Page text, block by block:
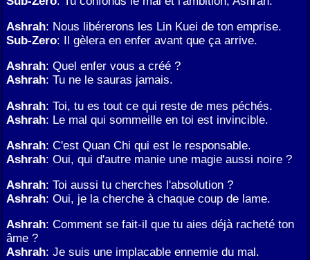
Ashrah: Nous libérerons les Lin Kuei de ton emprise.
Sub-Zero: Il gèlera en enfer avant que ça arrive.
Ashrah: Quel enfer vous a créé ?
Ashrah: Tu ne le sauras jamais.
Ashrah: Toi, tu es tout ce qui reste de mes péchés.
Ashrah: Le mal qui sommeille en toi est invincible.
Ashrah: C'est Quan Chi qui est le responsable.
Ashrah: Oui, qui d'autre manie une magie aussi noire ?
Ashrah: Toi aussi tu cherches l'absolution ?
Ashrah: Oui, je la cherche à chaque coup de lame.
Ashrah: Comment se fait-il que tu aies déjà racheté ton
âme ?
Ashrah: Je suis une implacable ennemie du mal.